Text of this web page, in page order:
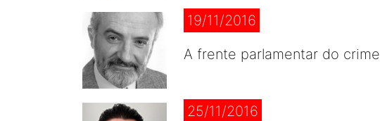
19/11/2016
A frente parlamentar do crime
25/11/2016